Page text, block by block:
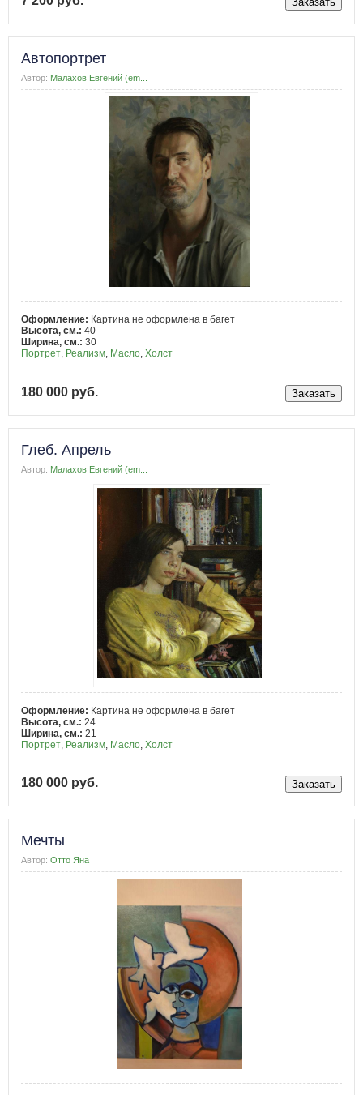
Автопортрет
Автор: Малахов Евгений (em...
Оформление: Картина не оформлена в багет
Высота, см.: 40
Ширина, см.: 30
Портрет, Реализм, Масло, Холст
180 000 руб.
Глеб. Апрель
Автор: Малахов Евгений (em...
Оформление: Картина не оформлена в багет
Высота, см.: 24
Ширина, см.: 21
Портрет Реализм Масло Холст
180 000 руб.
Мечты
Автор: Отто Яна